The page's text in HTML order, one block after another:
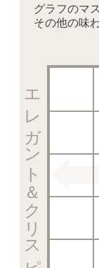
グラフのマ
その他の味
エレガント＆クリスピー